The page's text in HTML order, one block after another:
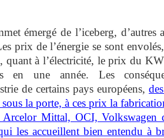
émergé de l’iceberg, d’autres
prix de l’énergie se sont
à l’électricité, le prix du
une année. Les
de certains pays européens,
la porte, à ces prix la
Arcelor Mittal, OCI, Volkswagen
les accueillent bien entendu à